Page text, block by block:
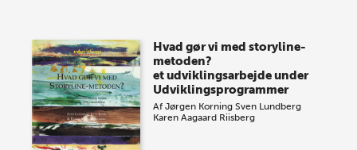
Hvad gør vi med storyline-
metoden?
et udviklingsarbejde under
Udviklingsprogrammer
AfJørgen Korning Sven Lundberg
Karen Aagaard Riisberg